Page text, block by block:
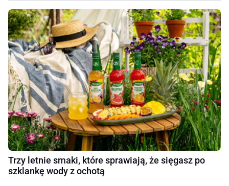
Trzy letnie smaki, które sprawiają, że sięgasz po
szklankę wody z ochotą